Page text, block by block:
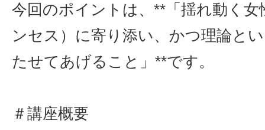
今回のポイントは、**「揺れ動く女
ンセス）に寄り添い、かつ理論と
たせてあげること」**です。
＃講座概要